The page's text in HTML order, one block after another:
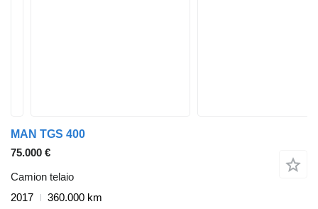
MAN TGS 400
75.000 €
Camion telaio
2017
360.000 km